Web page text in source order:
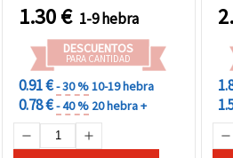
1.30€ 1-9 hebra
DESCUENTOS
PARA CANTIDAD
0.91 €- 30 %10-19 hebra
0.78 €- 40 % 20 hebra +